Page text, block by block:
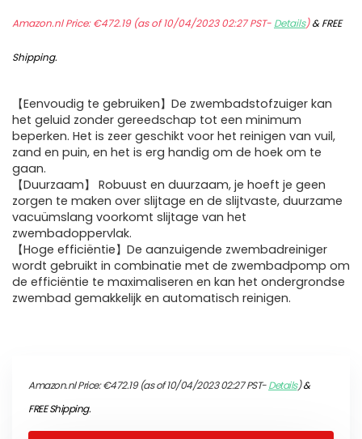
Amazon.nl Price:€472.19(as of 10/04/2023 02:27 PST- Details)&FREE
Shipping.
【Eenvoudig te gebruiken】De zwembadstofzuiger kan
het geluid zonder gereedschap tot een minimum
beperken. Het is zeer geschikt voor het reinigen van vuil,
zand en puin, en het is erg handig om de hoek om te
gaan.
【Duurzaam】 Robuust en duurzaam, je hoeft je geen
zorgen te maken over slijtage en de slijtvaste, duurzame
vacuümslang voorkomt slijtage van het
zwembadoppervlak.
【Hoge efficiëntie】De aanzuigende zwembadreiniger
wordt gebruikt in combinatie met de zwembadpomp om
de efficiëntie te maximaliseren en kan het ondergrondse
zwembad gemakkelijk en automatisch reinigen.
Amazon.nl Price:€472.19(as of 10/04/2023 02:27 PST-Details)&
FREE Shipping.